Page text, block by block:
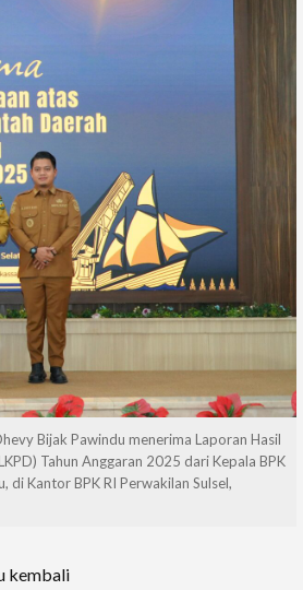
Bijak Pawindu menerima Laporan Hasil
Tahun Anggaran 2025 dari Kepala BPK
di Kantor BPK RI Perwakilan Sulsel,
kembali